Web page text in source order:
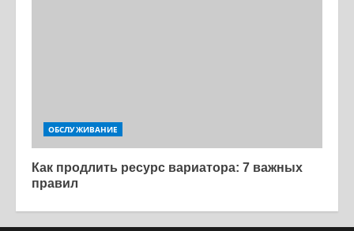
ОБСЛУЖИВАНИЕ
Как продлить ресурс вариатора: 7 важных
правил